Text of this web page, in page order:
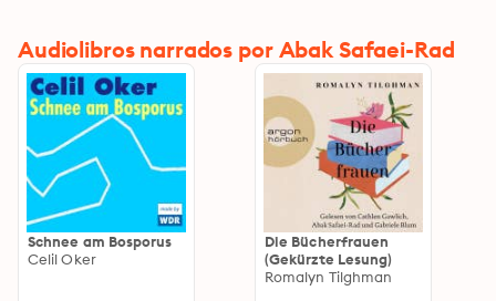
Audiolibros narrados por Abak Safaei-Rad
Schnee am Bosporus
Celil Oker
Die Bücherfrauen
(Gekürzte Lesung)
Romalyn Tilghman